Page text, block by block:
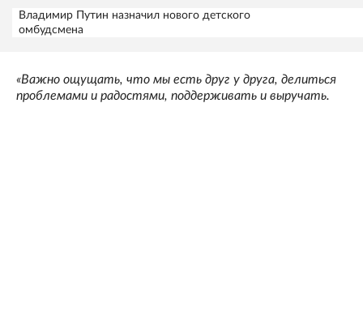
Владимир Путин назначил нового детского
омбудсмена
«Важно ощущать, что мы есть друг у друга, делиться
проблемами и радостями, поддерживать и выручать.